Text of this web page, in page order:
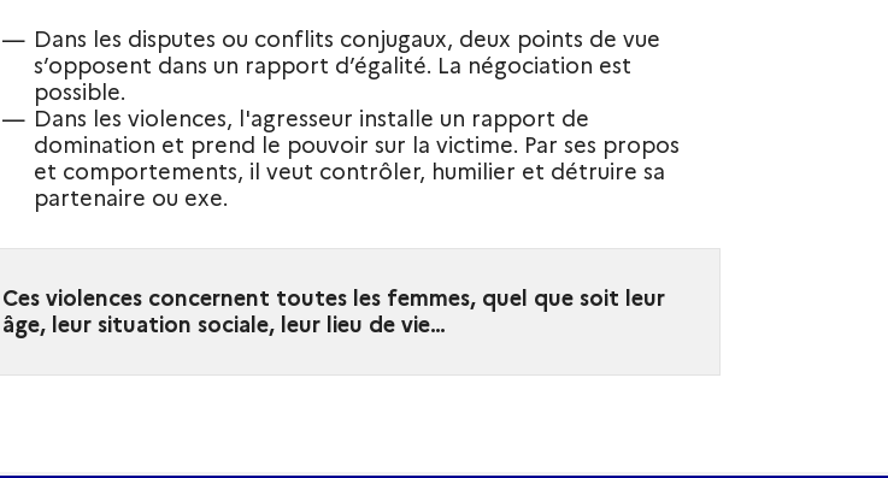
Dans les disputes ou conflits conjugaux, deux points de vue
s’opposent dans un rapport d’égalité. La négociation est
possible.
Dans les violences, l'agresseur installe un rapport de
domination et prend le pouvoir sur la victime. Par ses propos
et comportements, il veut contrôler, humilier et détruire sa
partenaire ou exe.
Ces violences concernent toutes les femmes, quel que soit leur
âge, leur situation sociale, leur lieu de vie…